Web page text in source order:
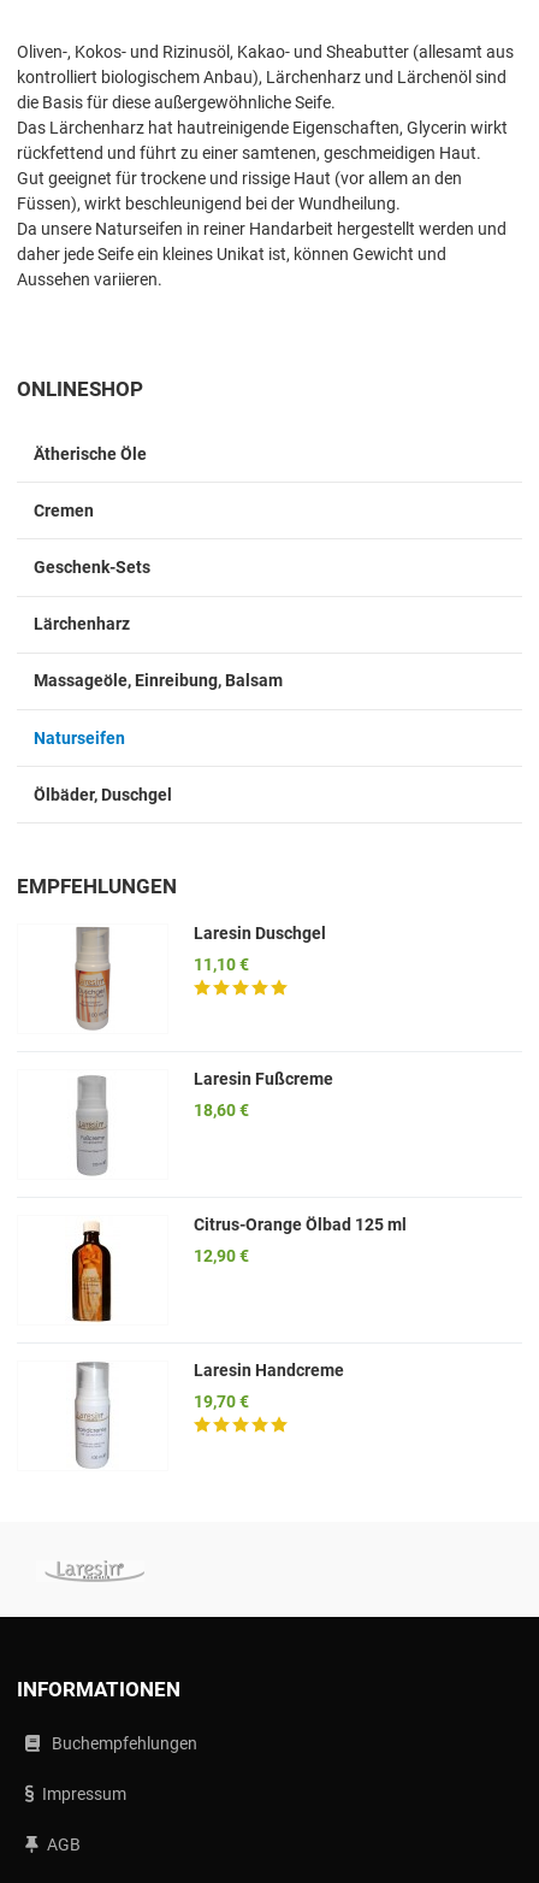
ONLINESHOP
Ätherische Öle
Cremen
Geschenk-Sets
Lärchenharz
Massageöle, Einreibung, Balsam
Naturseifen
Ölbäder, Duschgel
Oliven-, Kokos- und Rizinusöl, Kakao- und Sheabutter (allesamt aus
kontrolliert biologischem Anbau), Lärchenharz und Lärchenöl sind
die Basis für diese außergewöhnliche Seife.
Das Lärchenharz hat hautreinigende Eigenschaften, Glycerin wirkt
rückfettend und führt zu einer samtenen, geschmeidigen Haut.
Gut geeignet für trockene und rissige Haut (vor allem an den
Füssen), wirkt beschleunigend bei der Wundheilung.
Da unsere Naturseifen in reiner Handarbeit hergestellt werden und
daher jede Seife ein kleines Unikat ist, können Gewicht und
Aussehen variieren.
EMPFEHLUNGEN
Laresin Duschgel
11,10 €
Laresin Fußcreme
18,60 €
Citrus-Orange Ölbad 125 ml
12,90 €
Laresin Handcreme
19,70 €
INFORMATIONEN
Buchempfehlungen
Impressum
AGB